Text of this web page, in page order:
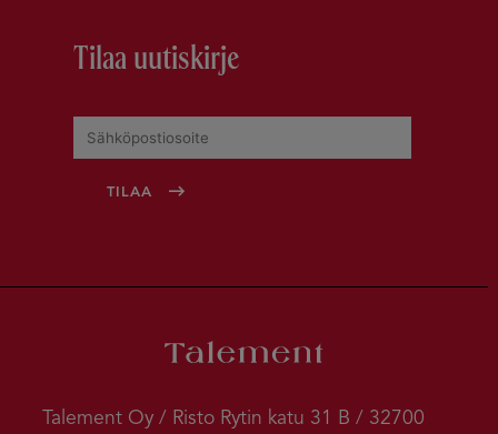
Tilaa uutiskirje
Talement Oy / Risto Rytin katu 31 B / 32700